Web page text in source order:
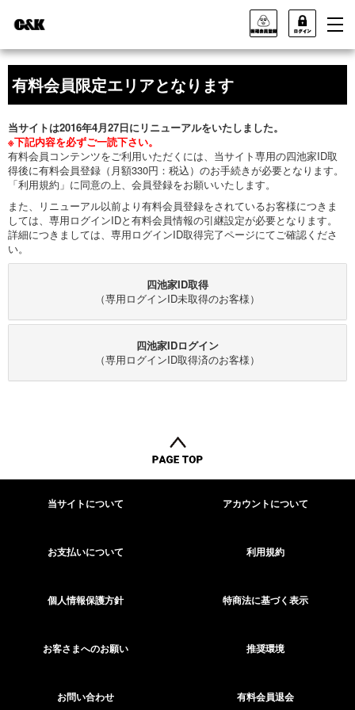
有料会員限定エリアとなります
当サイトは2016年4月27日にリニューアルをいたしました。
※下記内容を必ずご一読下さい。
有料会員コンテンツをご利用いただくには、当サイト専用の四池家ID取
得後に有料会員登録（月額330円：税込）のお手続きが必要となります。
「利用規約」に同意の上、会員登録をお願いいたします。
また、リニューアル以前より有料会員登録をされているお客様につきま
しては、専用ログインIDと有料会員情報の引継設定が必要となります。
詳細につきましては、専用ログインID取得完了ページにてご確認くださ
い。
四池家ID取得
（専用ログインID未取得のお客様）
四池家IDログイン
（専用ログインID取得済のお客様）
当サイトについて アカウントについて
お支払いについて 利用規約
個人情報保護方針 特商法に基づく表示
お客さまへのお願い 推奨環境
お問い合わせ 有料会員退会